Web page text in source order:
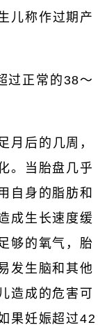
儿称作过期产
过正常的38～
月后的几周，
。当胎盘几乎
自身的脂肪和
成生长速度缓
够的氧气，胎
发生脑和其他
造成的危害可
果妊娠超过42